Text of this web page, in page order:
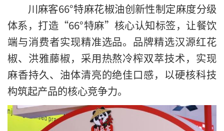
川麻客66°特麻花椒油创新性制定麻度分级
体系，打造“66°特麻”核心认知标签，让餐饮
端与消费者实现精准选品。品牌精选汉源红花
椒、洪雅藤椒，采用热熬冷榨双萃技术，实现
麻香持久、油体清亮的绝佳口感，以硬核科技
构筑起产品的核心竞争力。